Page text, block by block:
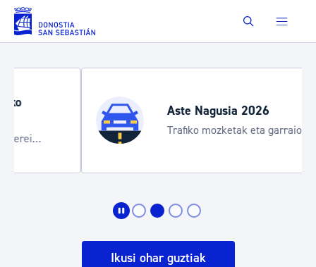
Eduki nagusira joan Buscar
Aste Nagusia 2026
Trafiko mozketak eta garraio zerbitzu
bereziak
Ikusi ohar guztiak